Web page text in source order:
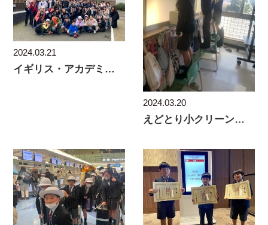
2024.03.21
イギリス・アカデミックツアー 第１日目～第３日目
2024.03.20
えどとり小クリーン大作戦